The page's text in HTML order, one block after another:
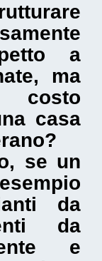
a
ma
costo
casa
?
se un
da
da
e